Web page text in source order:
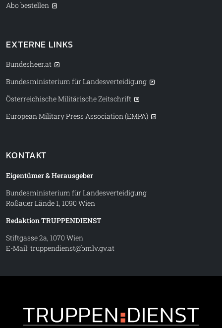
Abo bestellen
EXTERNE LINKS
Bundesheer.at
Bundesministerium für Landesverteidigung
Österreichische Militärische Zeitschrift
European Military Press Association (EMPA)
KONTAKT
Eigentümer & Herausgeber
Bundesministerium für Landesverteidigung
Roßauer Lände 1, 1090 Wien
Redaktion TRUPPENDIENST
Stiftgasse 2a, 1070 Wien
E-Mail: truppendienst@bmlv.gv.at